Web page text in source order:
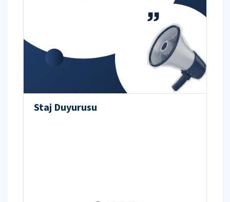
Staj Duyurusu